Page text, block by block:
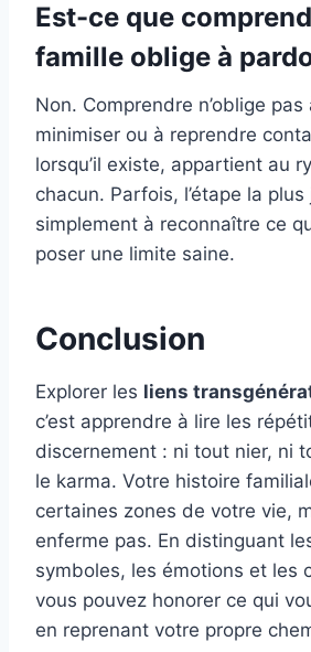
Est-ce que
famille oblige à
Non. Comprendre n’oblige pas
minimiser ou à reprendre
lorsqu’il existe, appartient au
chacun. Parfois, l’étape la
simplement à reconnaître ce
poser une limite saine.
Conclusion
Explorer les liens
c’est apprendre à lire les
discernement : ni tout nier, ni
le karma. Votre histoire
certaines zones de votre vie,
enferme pas. En distinguant
symboles, les émotions et les
vous pouvez honorer ce qui
en reprenant votre propre